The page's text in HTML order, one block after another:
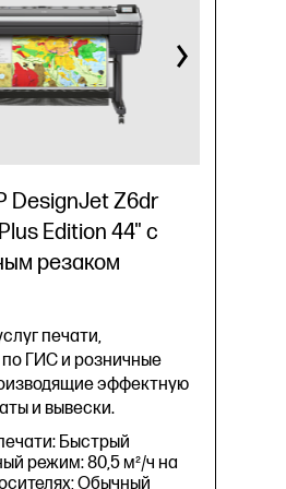
76 отпечатков
в час 2
печати (режим
качества):
разрешение
т/д
(1000Base-T),
порт USB 2.0, Wi-
g/n, Wi-Fi Direct
рулонная
подачи листов,
материалов,
DesignJet Z6dr
Edition 44" с
резаком
печати,
ГИС и розничные
эффектную
и вывески.
Быстрый
режим: 80,5 м²/ч на
Обычный